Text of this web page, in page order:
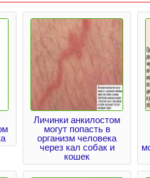
Личинки анкилостом
могут попасть в
организм человека
через кал собак и
кошек